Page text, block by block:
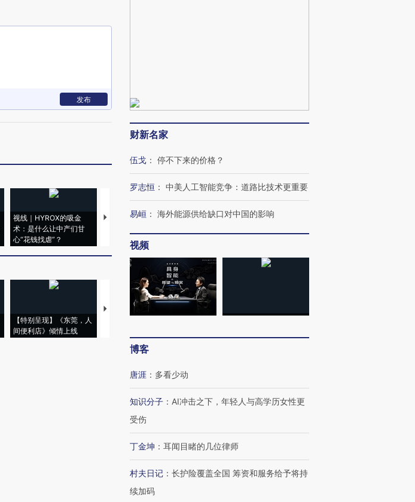
发布
视线｜HYROX的吸金
术：是什么让中产们甘
心“花钱找虐”？
马航飞行员跨国走私7万
视线｜被称为“蟑螂”的印
【特别呈现】《东莞，人
间便利店》倾情上线
【推广】走进第四届链博
财新名家
伍戈 ： 停不下来的价格？
罗志恒 ： 中美人工智能竞争：道路比技术更重要
易峘 ： 海外能源供给缺口对中国的影响
视频
博客
唐涯 ： 多看少动
知识分子 ： AI冲击之下，年轻人与高学历女性更
受伤
丁金坤 ： 耳闻目睹的几位律师
村夫日记 ： 长护险覆盖全国 筹资和服务给予将持
续加码